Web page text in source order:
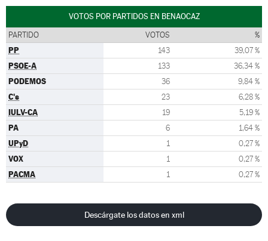
VOTOS POR PARTIDOS EN BENAOCAZ
PARTIDO VOTOS %
PP 143 39,07 %
PSOE-A 133 36,34 %
PODEMOS 36 9,84 %
C's 23 6,28 %
IULV-CA 19 5,19 %
PA 6 1,64 %
UPyD 1 0,27 %
VOX 1 0,27 %
PACMA 1 0,27 %
Descárgate los datos en xml